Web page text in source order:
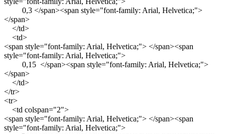
0,3 </span><span style="font-family: Arial, Helvetica;">
</span>
</td>
<td>
<span style="font-family: Arial, Helvetica;"> </span><span
style="font-family: Arial, Helvetica;">
0,15 </span><span style="font-family: Arial, Helvetica;">
</span>
</td>
</tr>
<tr>
<td colspan="2">
<span style="font-family: Arial, Helvetica;"> </span><span
style="font-family: Arial, Helvetica;">